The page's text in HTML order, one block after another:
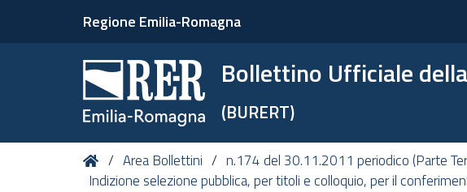
Regione Emilia-Romagna
Bollettino Ufficiale
(BURERT)
Tu
sei
HomeArea Bollettini
n.174 del 30.11.2011 periodico (Parte
Indizione selezione pubblica, per titoli e colloquio, per il